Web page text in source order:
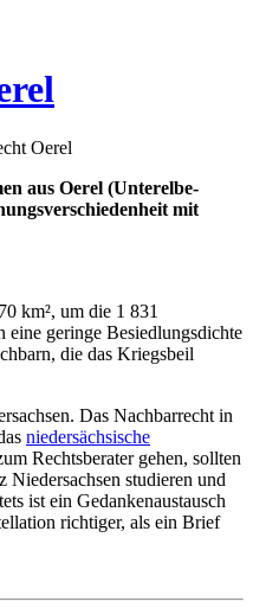
Oerel
aus Oerel (Unterelbe-
mit
km², um die 1 831
eine geringe Besiedlungsdichte
die das Kriegsbeil
Das Nachbarrecht in
niedersächsische
Rechtsberater gehen, sollten
Niedersachsen studieren und
ist ein Gedankenaustausch
richtiger, als ein Brief